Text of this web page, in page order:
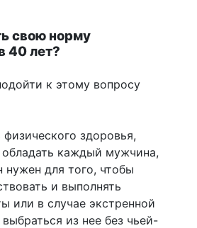
свою норму
40 лет?
к этому вопросу
здоровья,
каждый мужчина,
для того, чтобы
и выполнять
или в случае экстренной
из нее без чьей-